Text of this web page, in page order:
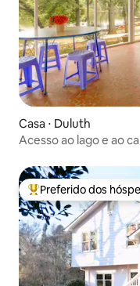
Casa ⋅ Duluth
Acesso ao lago e ao
Entre os melhores
Preferido dos